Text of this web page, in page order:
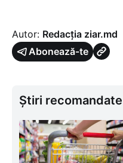
Autor: Redacția ziar.md
Abonează-te
Știri recomandate